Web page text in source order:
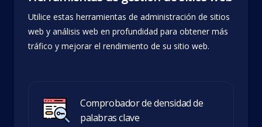
Utilice estas herramientas de administración de sitios
web y análisis web en profundidad para obtener más
tráfico y mejorar el rendimiento de su sitio web.
Comprobador de densidad de
palabras clave